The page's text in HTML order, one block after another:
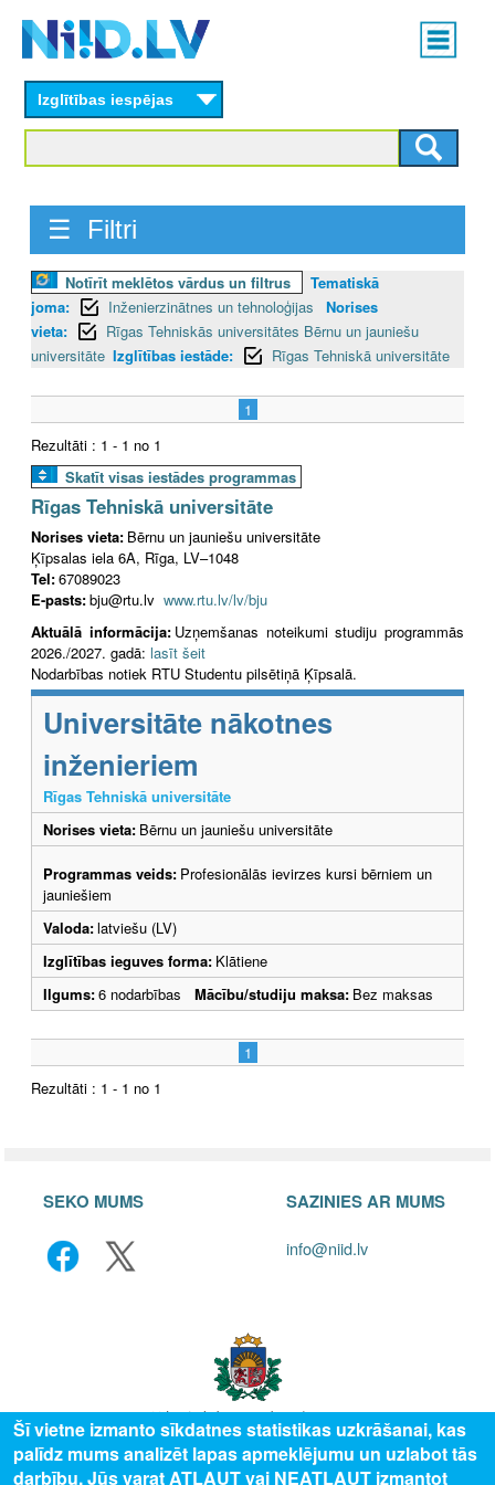
content
Main
menu
Izglītības iespējas
☰ Filtri
Notīrīt meklētos vārdus un filtrus
Tematiskā
joma:
Inženierzinātnes un tehnoloģijas
Norises
vieta:
Rīgas Tehniskās universitātes Bērnu un jauniešu
universitāte Izglītības iestāde: Rīgas Tehniskā universitāte
1
Rezultāti : 1 - 1 no 1
Skatīt visas iestādes programmas
Rīgas Tehniskā universitāte
Norises vieta: Bērnu un jauniešu universitāte
Ķīpsalas iela 6A, Rīga, LV–1048
Tel:67089023
E-pasts:bju@rtu.lv www.rtu.lv/lv/bju
Aktuālā informācija: Uzņemšanas noteikumi studiju programmās
2026./2027. gadā: lasīt šeit
Nodarbības notiek RTU Studentu pilsētiņā Ķīpsalā.
Universitāte nākotnes
inženieriem
Rīgas Tehniskā universitāte
Norises vieta: Bērnu un jauniešu universitāte
Programmas veids: Profesionālās ievirzes kursi bērniem un
jauniešiem
Valoda:latviešu (LV)
Izglītības ieguves forma: Klātiene
Ilgums:6 nodarbības Mācību/studiju maksa: Bez maksas
1
Rezultāti : 1 - 1 no 1
SEKO MUMS SAZINIES AR MUMS
info@niid.lv
© 2025 Valsts izglītības attīstības aģentūra, publicētā satura visas tiesības
Šī vietne izmanto sīkdatnes statistikas uzkrāšanai, kas
palīdz mums analizēt lapas apmeklējumu un uzlabot tās
darbību. Jūs varat ATĻAUT vai NEATĻAUT izmantot